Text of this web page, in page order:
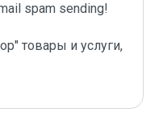
spam sending!
товары и услуги,